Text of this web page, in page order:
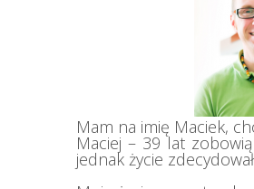
Mam na imię Maciek,
Maciej – 39 lat
jednak życie